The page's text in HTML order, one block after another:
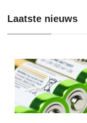
Laatste nieuws